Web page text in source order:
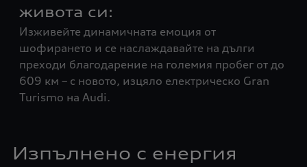
живота си:
Изживейте динамичната емоция от
шофирането и се наслаждавайте на дълги
преходи благодарение на големия пробег от до
609 км – с новото, изцяло електрическо Gran
Turismo на Audi.
Изпълнено с енергия